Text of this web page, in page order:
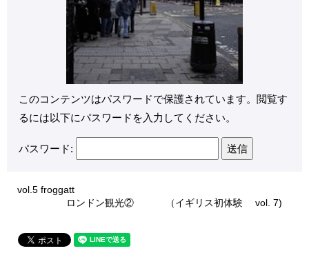
このコンテンツはパスワードで保護されています。閲覧す
るには以下にパスワードを入力してください。
パスワード:
vol.5 froggatt
ロンドン観光② （イギリス初体験 vol. 7)